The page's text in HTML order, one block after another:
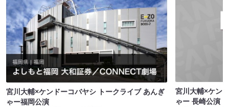
宮川大輔×ケンドーコバヤシ トークライブ あんぎ
ゃー福岡公演
宮川大輔×ケン
ゃー 長崎公演